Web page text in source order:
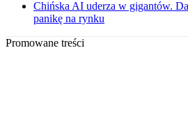
Chińska AI uderza w gigantów.
panikę na rynku
Promowane treści